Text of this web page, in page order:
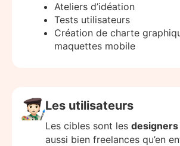
Ateliers d’idéation
Tests utilisateurs
Création de charte
maquettes mobile
Les utilisateurs
Les cibles sont les
aussi bien freelances qu’en